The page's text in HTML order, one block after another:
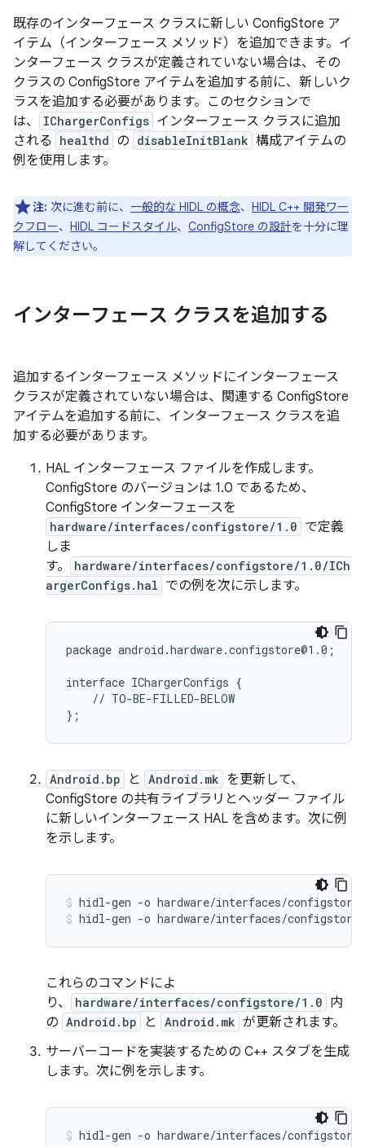
既存のインターフェース クラスに新しい ConfigStore ア
イテム（インターフェース メソッド）を追加できます。イ
ンターフェース クラスが定義されていない場合は、その
クラスの ConfigStore アイテムを追加する前に、新しいク
ラスを追加する必要があります。このセクションで
は、
IChargerConfigs インターフェース クラスに追加
される
healthd の disableInitBlank 構成アイテムの
例を使用します。
注: 次に進む前に、 一般的な HIDL の概念、 HIDL C++ 開発ワー
クフロー、 HIDL コードスタイル、 ConfigStore の設計を十分に理
解してください。
インターフェース クラスを追加する
追加するインターフェース メソッドにインターフェース
クラスが定義されていない場合は、関連する ConfigStore
アイテムを追加する前に、インターフェース クラスを追
加する必要があります。
HAL インターフェース ファイルを作成します。
ConfigStore のバージョンは 1.0 であるため、
ConfigStore インターフェースを
hardware/interfaces/configstore/1.0 で定義
しま
す。
hardware/interfaces/configstore/1.0/ICh
argerConfigs.hal での例を次に示します。
package android.hardware.configstore@1.0;
interface IChargerConfigs {
    // TO-BE-FILLED-BELOW
Android.bp と Android.mk を更新して、
ConfigStore の共有ライブラリとヘッダー ファイル
に新しいインターフェース HAL を含めます。次に例
を示します。
hidl-gen -o hardware/interfaces/
hidl-gen -o hardware/interfaces/
これらのコマンドによ
り、
hardware/interfaces/configstore/1.0 内
の Android.bp と Android.mk が更新されます。
サーバーコードを実装するための C++ スタブを生成
します。次に例を示します。